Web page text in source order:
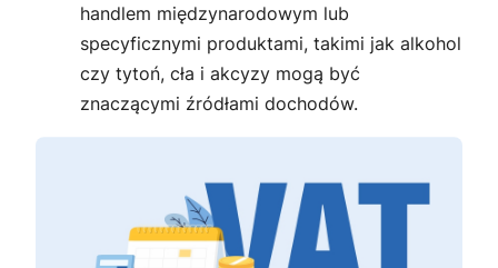
handlem międzynarodowym lub
specyficznymi produktami, takimi jak alkohol
czy tytoń, cła i akcyzy mogą być
znaczącymi źródłami dochodów.